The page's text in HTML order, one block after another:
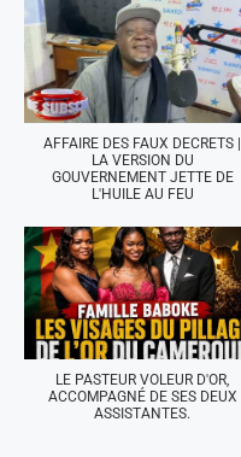
AFFAIRE DES FAUX DECRETS |
LA VERSION DU
GOUVERNEMENT JETTE DE
L'HUILE AU FEU
LE PASTEUR VOLEUR D'OR,
ACCOMPAGNÉ DE SES DEUX
ASSISTANTES.